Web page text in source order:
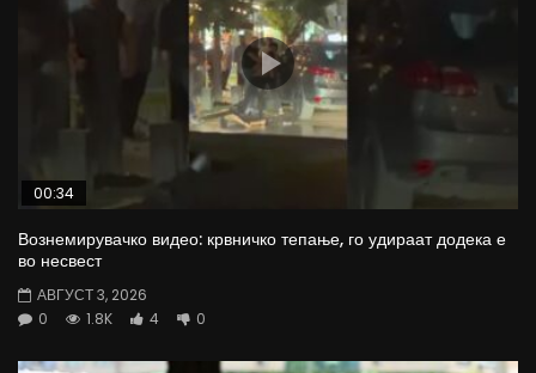
00:34
Вознемирувачко видео: крвничко тепање, го удираат додека е
во несвест
АВГУСТ 3, 2026
0
1.8K 4 0